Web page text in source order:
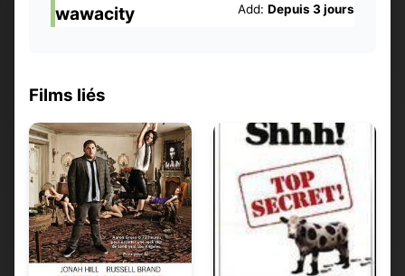
wawacity
Add: Depuis 3 jours
Films liés